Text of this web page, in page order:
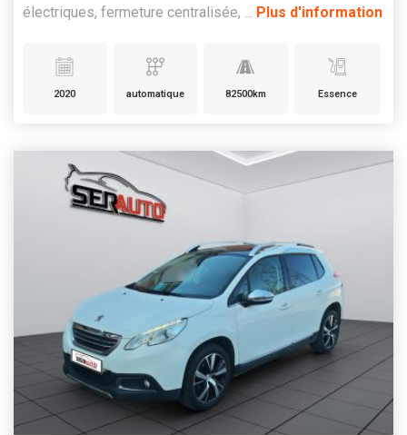
électriques, fermeture centralisée, ... Plus d'information
2020 automatique 82500km Essence